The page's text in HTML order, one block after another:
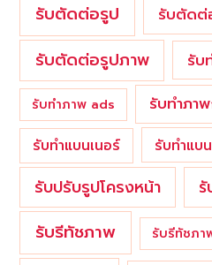
รับตัดต่อรูป
รับตัดต่
รับตัดต่อรูปภาพ รับ
รับทำภาพ ads รับทำภา
รับทำแบนเนอร์ รับทำแบ
รับปรับรูปโครงหน้า รั
รับรีทัชภาพ รับรีทัชภา